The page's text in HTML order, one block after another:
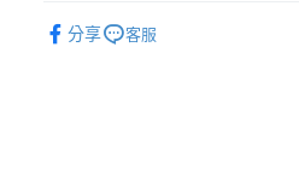
分享 客服